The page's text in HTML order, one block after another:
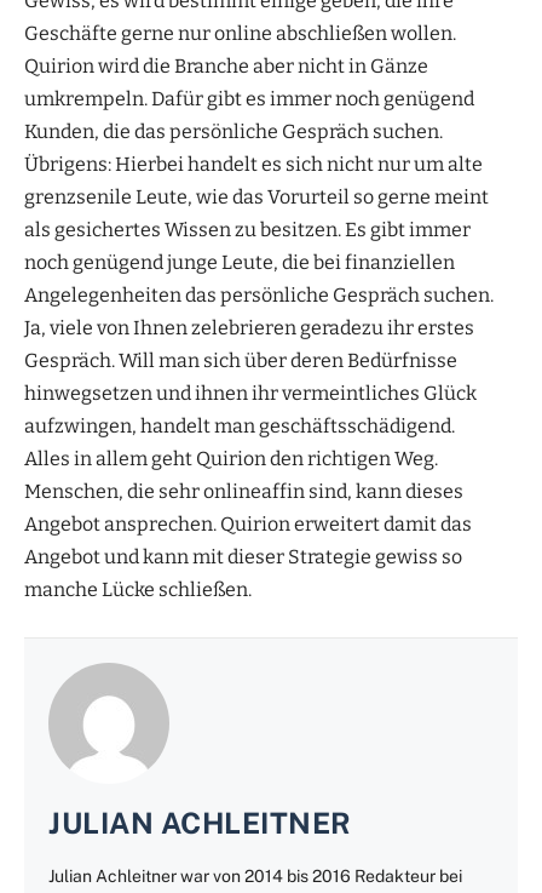
Geschäfte gerne nur online abschließen wollen.
Quirion wird die Branche aber nicht in Gänze
umkrempeln. Dafür gibt es immer noch genügend
Kunden, die das persönliche Gespräch suchen.
Übrigens: Hierbei handelt es sich nicht nur um alte
grenzsenile Leute, wie das Vorurteil so gerne meint
als gesichertes Wissen zu besitzen. Es gibt immer
noch genügend junge Leute, die bei finanziellen
Angelegenheiten das persönliche Gespräch suchen.
Ja, viele von Ihnen zelebrieren geradezu ihr erstes
Gespräch. Will man sich über deren Bedürfnisse
hinwegsetzen und ihnen ihr vermeintliches Glück
aufzwingen, handelt man geschäftsschädigend.
Alles in allem geht Quirion den richtigen Weg.
Menschen, die sehr onlineaffin sind, kann dieses
Angebot ansprechen. Quirion erweitert damit das
Angebot und kann mit dieser Strategie gewiss so
manche Lücke schließen.
JULIAN ACHLEITNER
Julian Achleitner war von 2014 bis 2016 Redakteur bei